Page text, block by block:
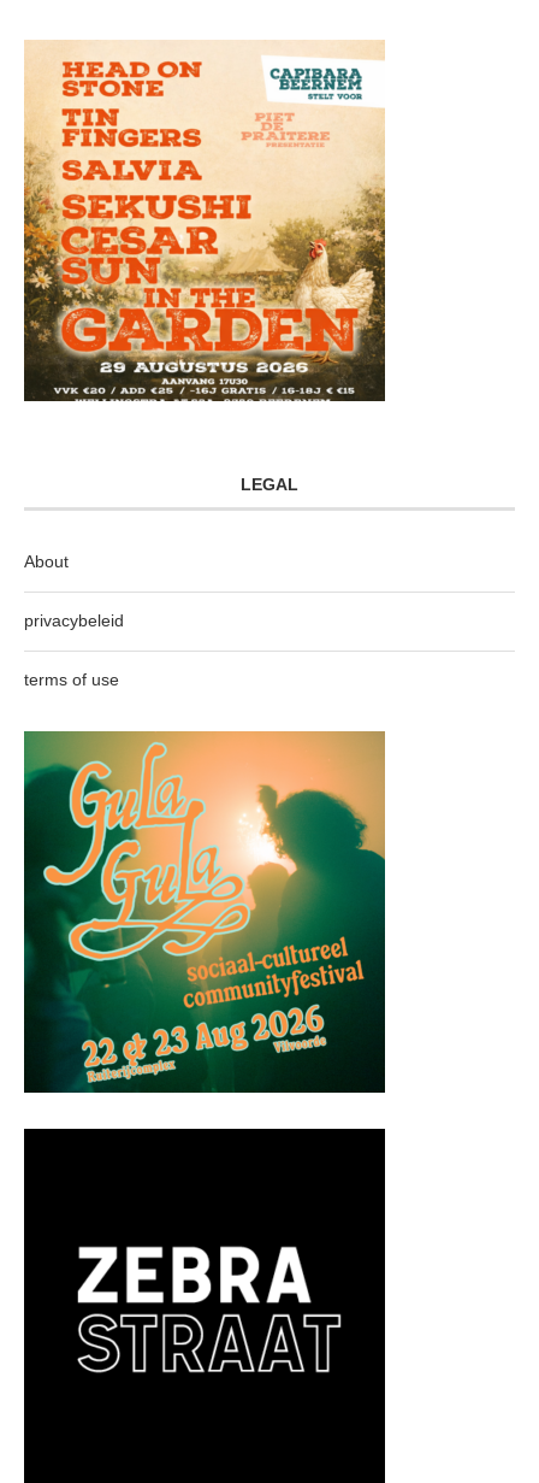
LEGAL
About
privacybeleid
terms of use